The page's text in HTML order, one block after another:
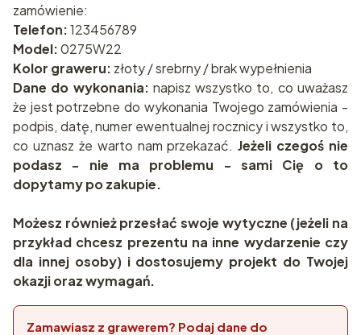
zamówienie:
Telefon:123456789
Model:0275W22
Kolor graweru: złoty / srebrny / brak wypełnienia
Dane do wykonania: napisz wszystko to, co uważasz
że jest potrzebne do wykonania Twojego zamówienia -
podpis, datę, numer ewentualnej rocznicy i wszystko to,
co uznasz że warto nam przekazać.Jeżeli czegoś nie
podasz - nie ma problemu - sami Cię o to
dopytamy po zakupie.
Możesz również przesłać swoje wytyczne (jeżeli na
przykład chcesz prezentu na inne wydarzenie czy
dla innej osoby) i dostosujemy projekt do Twojej
okazji oraz wymagań.
Zamawiasz z grawerem? Podaj dane do